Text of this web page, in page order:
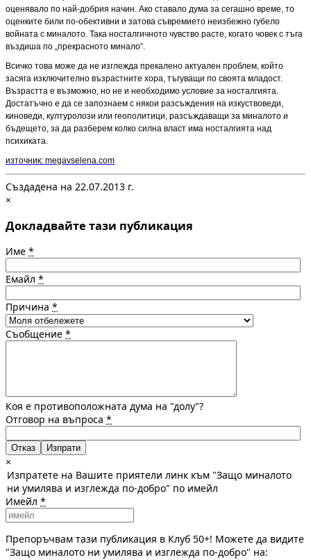
оценявало по най-добрия начин. Ако ставало дума за сегашно време, то
оценките били по-обективни и затова съвремието неизбежно губело
войната с миналото. Така носталгичното чувство расте, когато човек с тъга
въздиша по „прекрасното минало”.
Всичко това може да не изглежда прекалено актуален проблем, който
засяга изключително възрастните хора, тъгуващи по своята младост.
Възрастта е възможно, но не и необходимо условие за носталгията.
Достатъчно е да се запознаем с някои разсъждения на изкуствоведи,
киноведи, културолози или геополитици, разсъждаващи за миналото и
бъдещето, за да разберем колко силна власт има носталгията над
психиката.
източник: megavselena.com
Създадена на 22.07.2013 г.
×
Докладвайте тази публикация
Име *
Емайл *
Причина *
Съобщение *
Коя е противоположната дума на "долу"?
Отговор на въпроса *
Отказ
×
Изпратете на Вашите приятели линк към "Защо миналото
ни умилява и изглежда по-добро" по имейл
Имейл *
Препоръчвам тази публикация в Клуб 50+! Можете да видите
"Защо миналото ни умилява и изглежда по-добро" на: